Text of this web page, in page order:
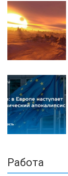
Работа